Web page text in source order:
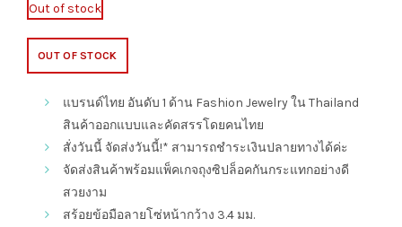
Out of stock
OUT OF STOCK
แบรนด์ไทย อันดับ 1 ด้าน Fashion Jewelry ใน Thailand
สินค้าออกแบบและคัดสรรโดยคนไทย
สั่งวันนี้ จัดส่งวันนี้!* สามารถชำระเงินปลายทางได้ค่ะ
จัดส่งสินค้าพร้อมแพ็คเกจถุงซิปล็อคกันกระแทกอย่างดี
สวยงาม
สร้อยข้อมือลายโซ่หน้ากว้าง 3.4 มม.